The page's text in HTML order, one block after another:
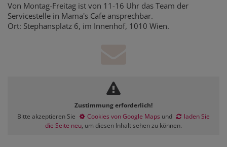
Von Montag-Freitag ist von 11-16 Uhr das Team der
Servicestelle in Mama's Cafe ansprechbar.
Ort: Stephansplatz 6, im Innenhof, 1010 Wien.
Zustimmung erforderlich!
Bitte akzeptieren Sie
Cookies von Google Maps und
laden Sie
die Seite neu, um diesen Inhalt sehen zu können.